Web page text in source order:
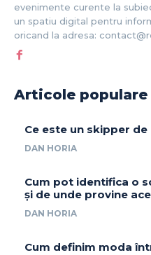
evenimente curente la
un spatiu digital pentru
oricand la adresa:
Articole populare
Ce este un skipper de
DAN HORIA
Cum pot identifica o
și de unde provine
DAN HORIA
Cum definim moda